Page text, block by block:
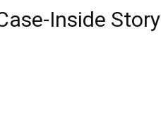
Inside Story